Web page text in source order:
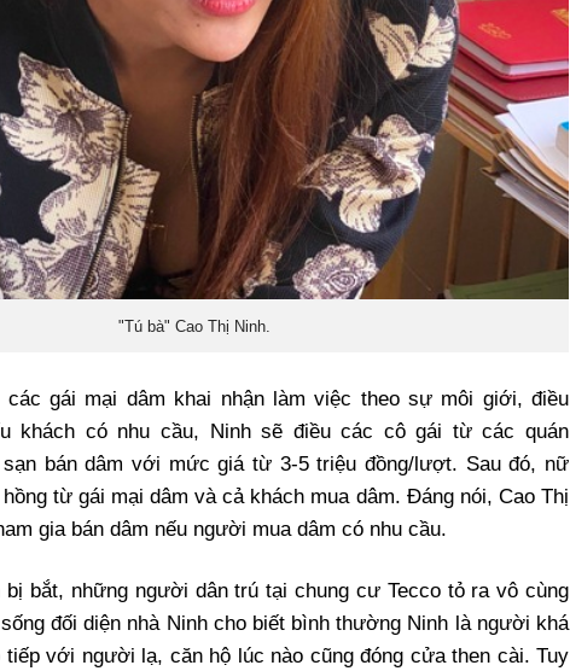
"Tú bà" Cao Thị Ninh.
gái mại dâm khai nhận làm việc theo sự môi giới, điều
khách có nhu cầu, Ninh sẽ điều các cô gái từ các quán
sạn bán dâm với mức giá từ 3-5 triệu đồng/lượt. Sau đó, nữ
từ gái mại dâm và cả khách mua dâm. Đáng nói, Cao Thị
gia bán dâm nếu người mua dâm có nhu cầu.
bị bắt, những người dân trú tại chung cư Tecco tỏ ra vô cùng
đối diện nhà Ninh cho biết bình thường Ninh là người khá
với người lạ, căn hộ lúc nào cũng đóng cửa then cài. Tuy